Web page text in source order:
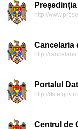
http://
Cancelaria
http://
Portalul
http://
Centrul de